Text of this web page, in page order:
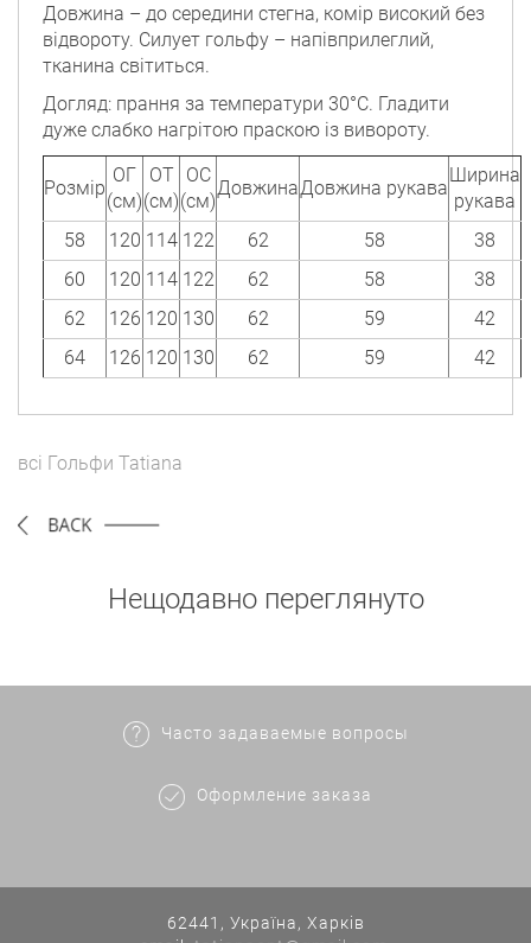
Довжина – до середини стегна, комір високий без
відвороту. Силует гольфу – напівприлеглий,
тканина світиться.
Догляд: прання за температури 30°C. Гладити
дуже слабко нагрітою праскою із вивороту.
Розмір
ОГ
(см)
ОТ
(см)
ОС
(см)
ДовжинаДовжина рукава
Ширина
рукава
58
120 114 122 62 58
38
60
120 114 122 62 58
38
62
126 120 130 62 59
42
64
126 120 130 62 59 42
всі Гольфи Tatiana
Нещодавно переглянуто
Часто задаваемые вопросы
Оформление заказа
62441, Україна, Харків